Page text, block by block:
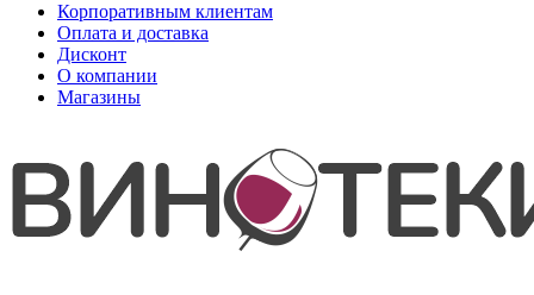
Корпоративным клиентам
Оплата и доставка
Дисконт
О компании
Магазины